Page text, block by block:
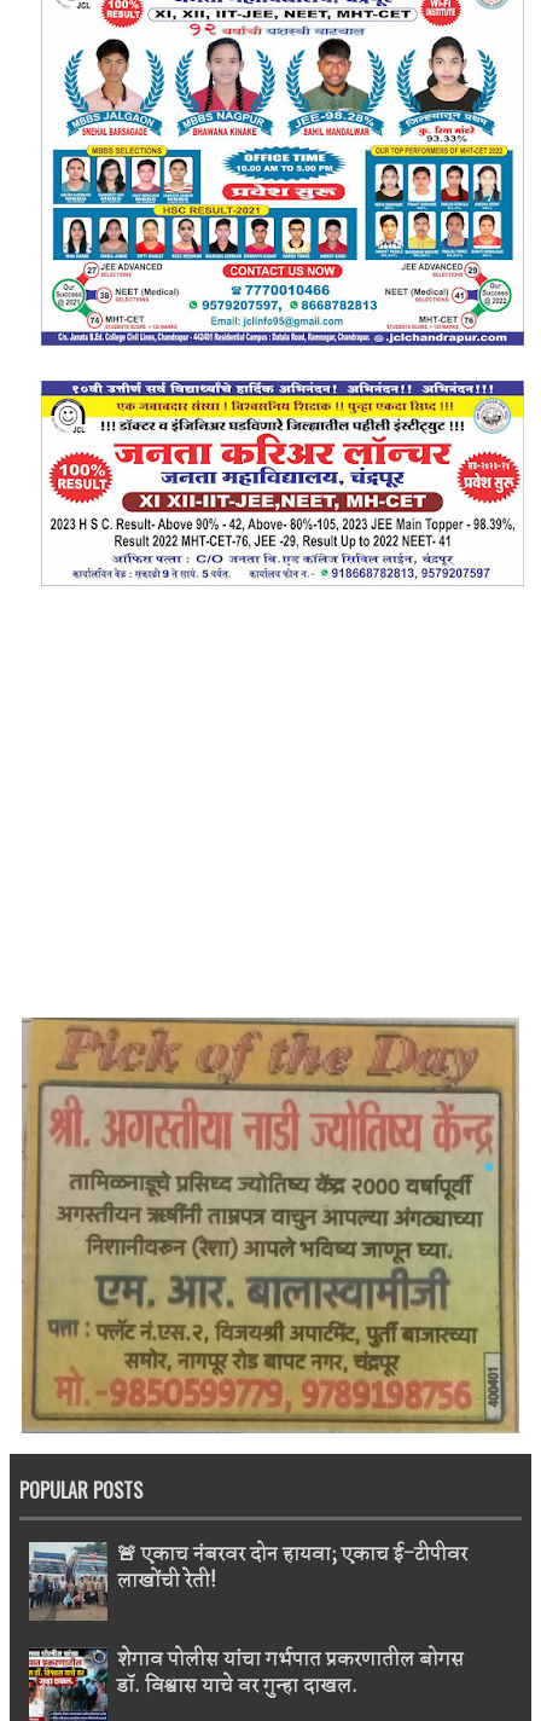
POPULAR POSTS
🚨 एकाच नंबरवर दोन हायवा; एकाच ई-टीपीवर
लाखोंची रेती!
शेगाव पोलीस यांचा गर्भपात प्रकरणातील बोगस
डॉ. विश्वास याचे वर गुन्हा दाखल.